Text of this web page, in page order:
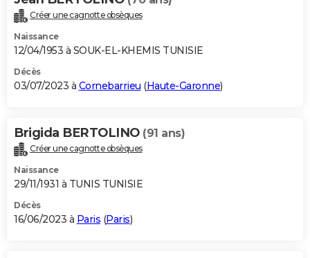
Créer une cagnotte obsèques
Naissance
12/04/1953 à SOUK-EL-KHEMIS TUNISIE
Décès
03/07/2023 à Cornebarrieu (Haute-Garonne)
Brigida BERTOLINO (91 ans)
Créer une cagnotte obsèques
Naissance
29/11/1931 à TUNIS TUNISIE
Décès
16/06/2023 à Paris (Paris)